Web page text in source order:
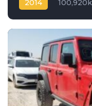
2014